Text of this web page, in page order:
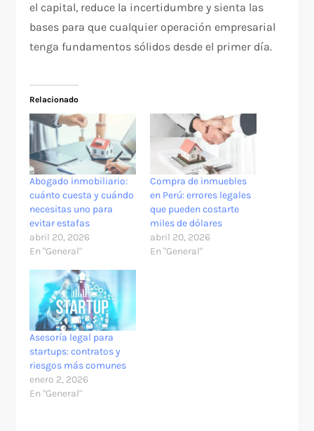
el capital, reduce la incertidumbre y sienta las
bases para que cualquier operación empresarial
tenga fundamentos sólidos desde el primer día.
Relacionado
Abogado inmobiliario:
cuánto cuesta y cuándo
necesitas uno para
evitar estafas
abril 20, 2026
En "General"
Compra de inmuebles
en Perú: errores legales
que pueden costarte
miles de dólares
abril 20, 2026
En "General"
Asesoría legal para
startups: contratos y
riesgos más comunes
enero 2, 2026
En "General"